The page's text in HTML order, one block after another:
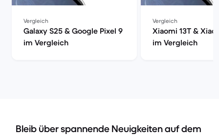
Vergleich
Galaxy S25 & Google Pixel 9
im Vergleich
Vergleich
Xiaomi 13T &
im Vergleich
Bleib über spannende Neuigkeiten auf dem